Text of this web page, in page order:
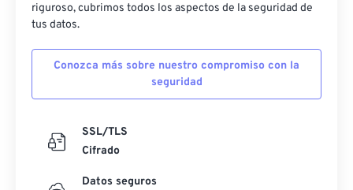
riguroso, cubrimos todos los aspectos de la seguridad de
tus datos.
Conozca más sobre nuestro compromiso con la
seguridad
SSL/TLS
Cifrado
Datos seguros